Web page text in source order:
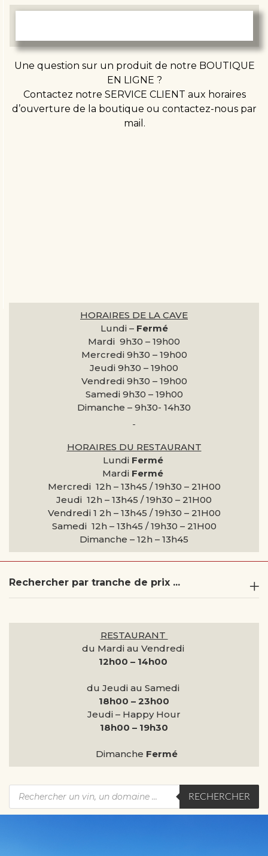
HORAIRES DE LA CAVE
Lundi – Fermé
Mardi 9h30 – 19h00
Mercredi 9h30 – 19h00
Jeudi 9h30 – 19h00
Vendredi 9h30 – 19h00
Samedi 9h30 – 19h00
Dimanche – 9h30- 14h30
HORAIRES DU RESTAURANT
Lundi Fermé
Mardi Fermé
Mercredi 12h – 13h45 / 19h30 – 21H00
Jeudi 12h – 13h45 / 19h30 – 21H00
Vendredi 1 2h – 13h45 / 19h30 – 21H00
Samedi 12h – 13h45 / 19h30 – 21H00
Dimanche – 12h – 13h45
Une question sur un produit de notre BOUTIQUE
EN LIGNE ?
Contactez notre SERVICE CLIENT aux horaires
d’ouverture de la boutique ou contactez-nous par
mail.
Rechercher par tranche de prix ...
RESTAURANT
du Mardi au Vendredi
12h00 – 14h00
du Jeudi au Samedi
18h00 – 23h00
Jeudi – Happy Hour
18h00 – 19h30
Dimanche Fermé
RECHERCHER